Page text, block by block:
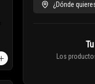
¿Dónde
Los